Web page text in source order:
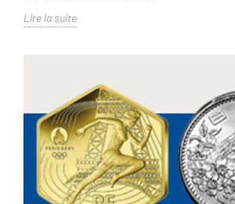
Lire la suite